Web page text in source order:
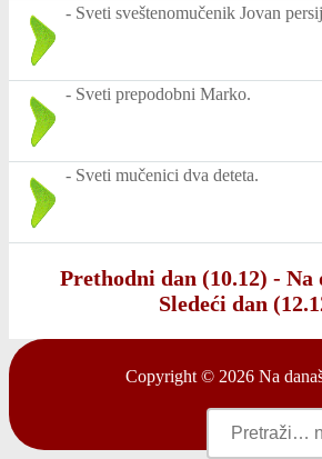
- Sveti sveštenomučenik Jovan
- Sveti prepodobni Marko.
- Sveti mučenici dva deteta.
Prethodni dan (10.12) - Na
Sledeći dan
Copyright © 2026 Na